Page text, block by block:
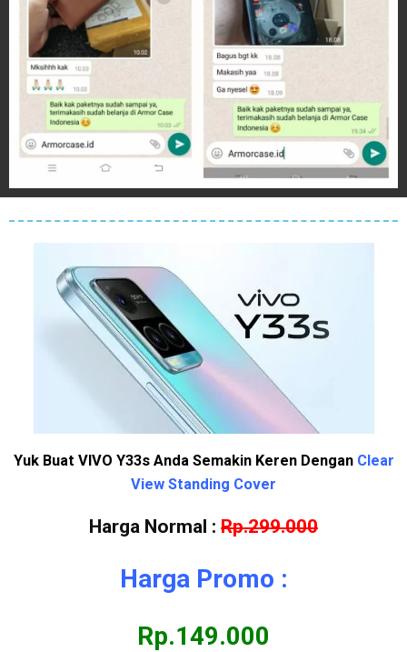
Yuk Buat VIVO Y33s Anda Semakin Keren Dengan Clear
View Standing Cover
Harga Normal : Rp.299.000
Harga Promo :
Rp.149.000